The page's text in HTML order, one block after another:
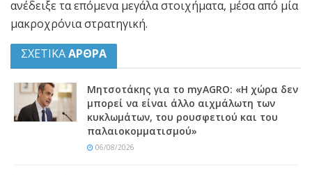
ανέδειξε τα επόμενα μεγάλα στοιχήματα, μέσα από μία
μακροχρόνια στρατηγική.
ΣΧΕΤΙΚΑΑΡΘΡΑ
Μητσοτάκης για το myAGRO: «Η χώρα δεν
μπορεί να είναι άλλο αιχμάλωτη των
κυκλωμάτων, του ρουσφετιού και του
παλαιοκομματισμού»
06/08/2026